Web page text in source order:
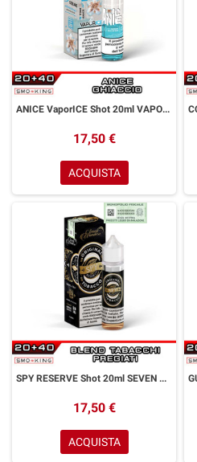
ANICE VaporICE Shot 20ml VAPORART Anice Ice
17,50 €
ACQUISTA
SPY RESERVE Shot 20ml SEVEN WONDERS Blend Tabacchi Pregiati
17,50 €
ACQUISTA